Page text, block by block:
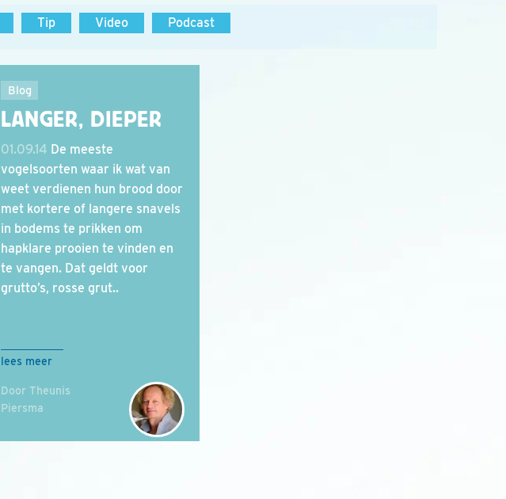
Tip Video Podcast
Blog
LANGER, DIEPER
01.09.14 De meeste
vogelsoorten waar ik wat van
weet verdienen hun brood door
met kortere of langere snavels
in bodems te prikken om
hapklare prooien te vinden en
te vangen. Dat geldt voor
grutto’s, rosse grut..
lees meer
Door Theunis
Piersma